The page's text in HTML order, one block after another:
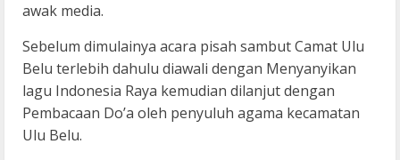
awak media.
Sebelum dimulainya acara pisah sambut Camat Ulu
Belu terlebih dahulu diawali dengan Menyanyikan
lagu Indonesia Raya kemudian dilanjut dengan
Pembacaan Do’a oleh penyuluh agama kecamatan
Ulu Belu.